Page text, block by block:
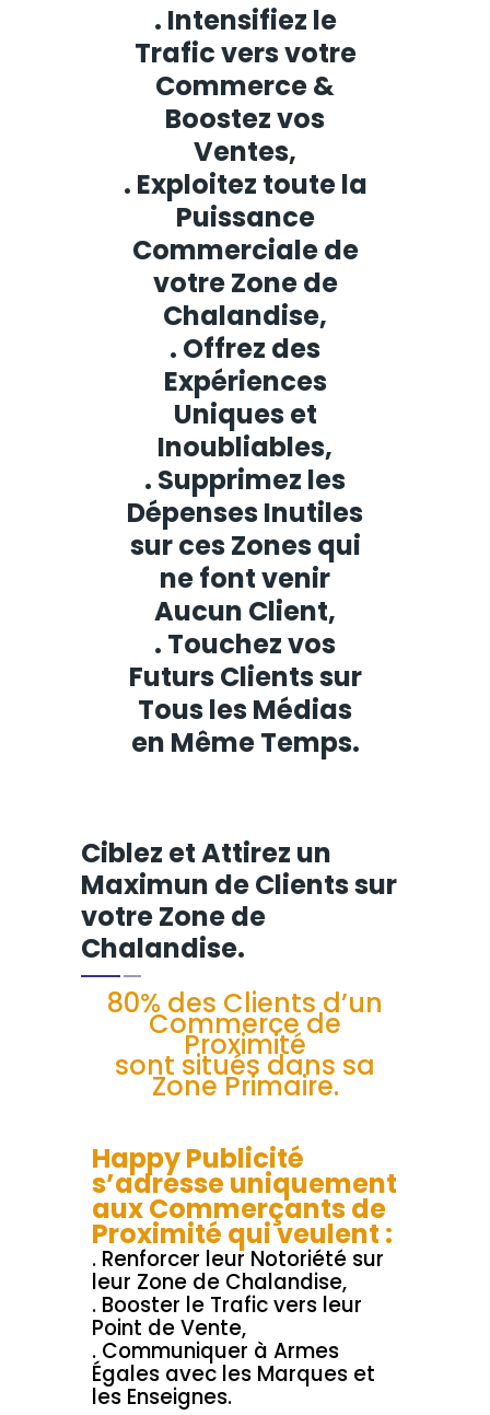
. Intensifiez le
Trafic vers votre
Commerce &
Boostez vos
Ventes,
. Exploitez toute la
Puissance
Commerciale de
votre Zone de
Chalandise,
. Offrez des
Expériences
Uniques et
Inoubliables,
. Supprimez les
Dépenses Inutiles
sur ces Zones qui
ne font venir
Aucun Client,
. Touchez vos
Futurs Clients sur
Tous les Médias
en Même Temps.
Ciblez et Attirez un
Maximun de Clients sur
votre Zone de
Chalandise.
80% des Clients d’un
Commerce de
Proximité
sont situés dans sa
Zone Primaire.
Happy Publicité
s’adresse uniquement
aux Commerçants de
Proximité qui veulent :
. Renforcer leur Notoriété sur
leur Zone de Chalandise,
. Booster le Trafic vers leur
Point de Vente,
. Communiquer à Armes
Égales avec les Marques et
les Enseignes.